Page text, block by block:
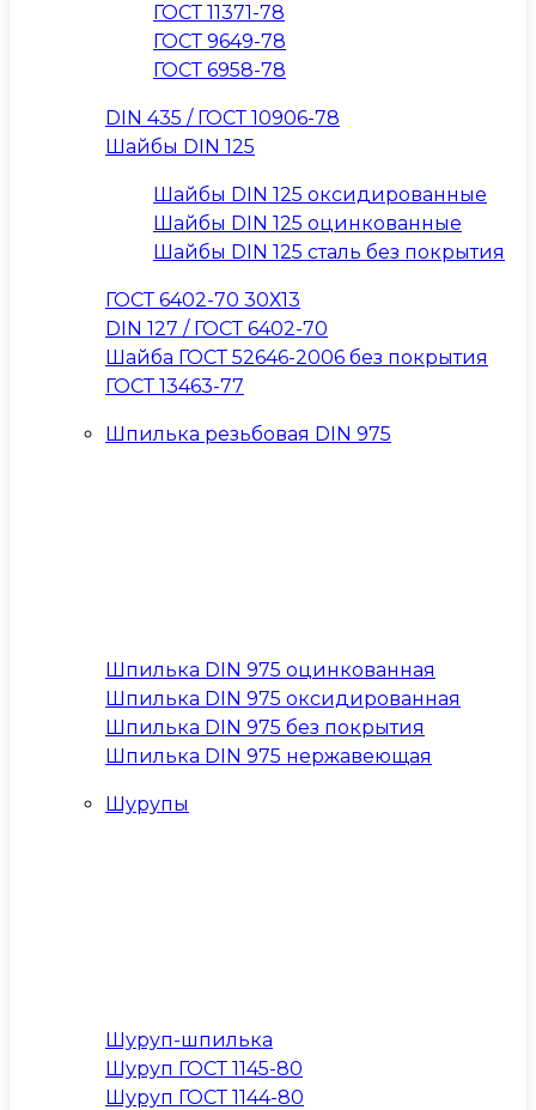
ГОСТ 11371-78
ГОСТ 9649-78
ГОСТ 6958-78
DIN 435 / ГОСТ 10906-78
Шайбы DIN 125
Шайбы DIN 125 оксидированные
Шайбы DIN 125 оцинкованные
Шайбы DIN 125 сталь без покрытия
ГОСТ 6402-70 30Х13
DIN 127 / ГОСТ 6402-70
Шайба ГОСТ 52646-2006 без покрытия
ГОСТ 13463-77
Шпилька резьбовая DIN 975
Шпилька DIN 975 оцинкованная
Шпилька DIN 975 оксидированная
Шпилька DIN 975 без покрытия
Шпилька DIN 975 нержавеющая
Шурупы
Шуруп-шпилька
Шуруп ГОСТ 1145-80
Шуруп ГОСТ 1144-80